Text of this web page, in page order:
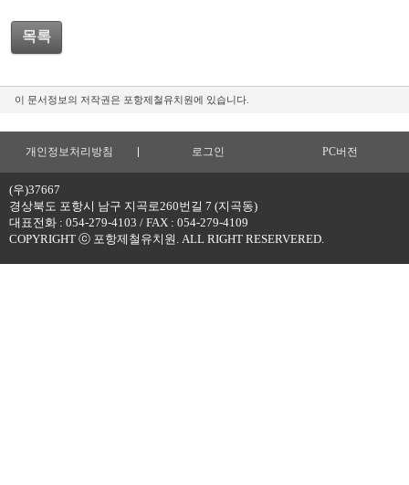
목록
이 문서정보의 저작권은 포항제철유치원에 있습니다.
개인정보처리방침 로그인 PC버전
(우)37667
경상북도 포항시 남구 지곡로260번길 7 (지곡동)
대표전화 : 054-279-4103 / FAX : 054-279-4109
COPYRIGHT ⓒ 포항제철유치원. ALL RIGHT RESERVERED.